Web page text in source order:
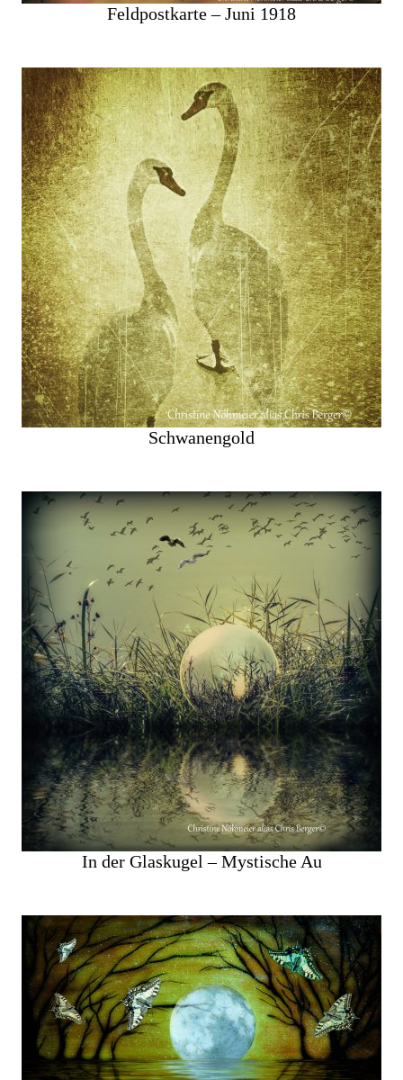
Feldpostkarte – Juni 1918
Schwanengold
In der Glaskugel – Mystische Au